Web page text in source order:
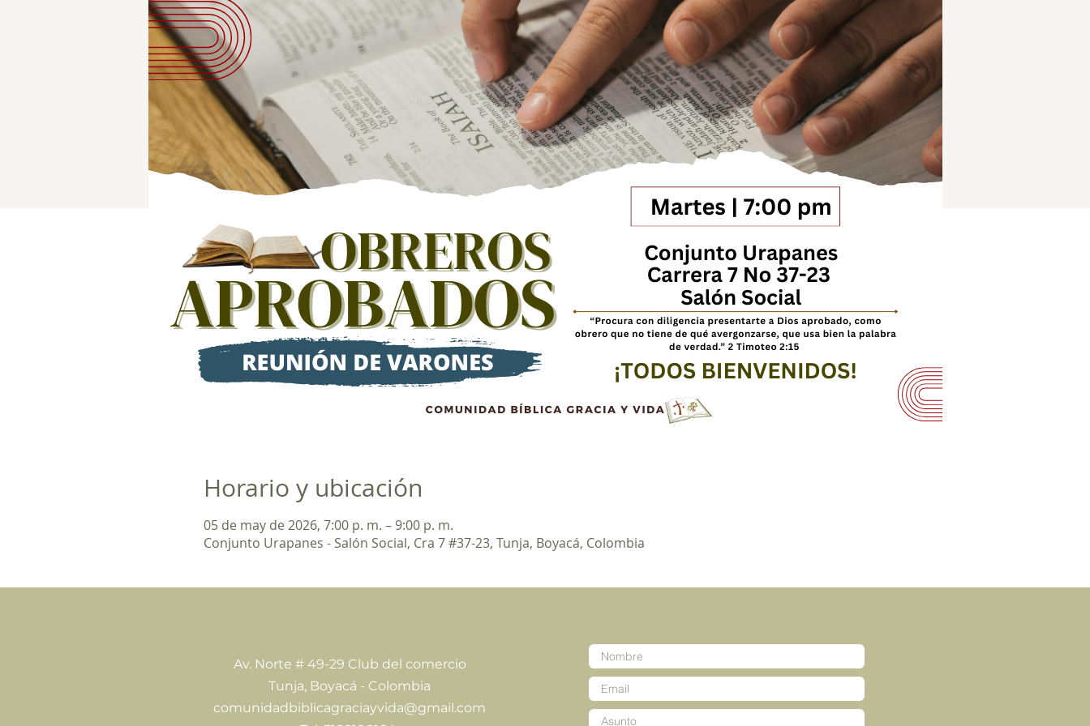
Horario y ubicación
05 de may de 2026, 7:00 p. m. – 9:00 p. m.
Conjunto Urapanes - Salón Social, Cra 7 #37-23, Tunja, Boyacá, Colombia
Av. Norte # 49-29 Club del comercio
Tunja, Boyacá - Colombia
comunidadbiblicagraciayvida@gmail.com